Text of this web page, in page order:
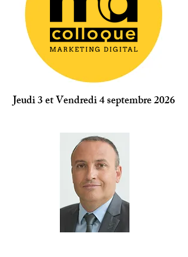
Jeudi 3 et Vendredi 4 septembre 2026